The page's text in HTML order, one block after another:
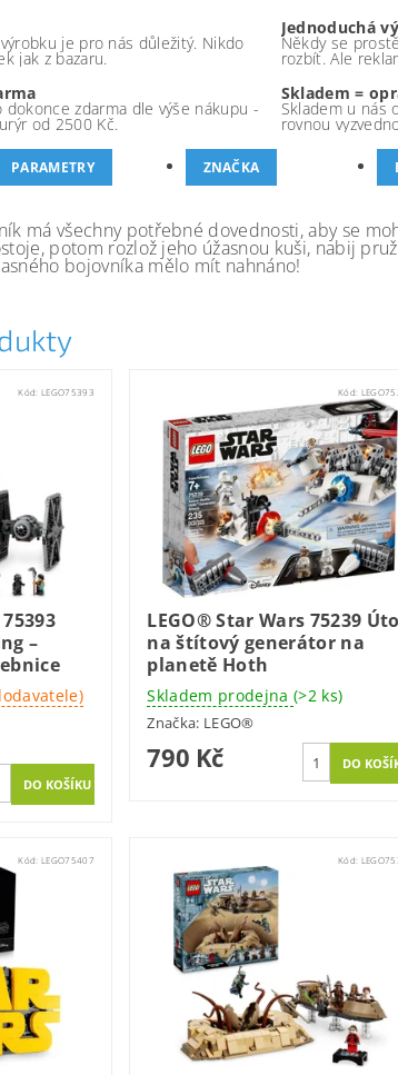
je pro nás důležitý. Nikdo
jak z bazaru.
Jednoduchá
Někdy se
rozbít. Ale
zdarma dle výše nákupu -
od 2500 Kč.
Skladem =
Skladem u nás
rovnou
PARAMETRY ZNAČKA
má všechny potřebné dovednosti, aby se
potom rozlož jeho úžasnou kuši, nabij
bojovníka mělo mít nahnáno!
Kód:LEGO75393
–
Kód:
LEGO® Star Wars 75239
na štítový generátor na
planetě Hoth
Skladem prodejna (>2 ks)
Značka: LEGO®
790 Kč
Kód:LEGO75407 Kód: